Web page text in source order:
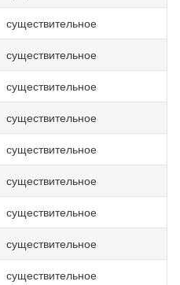
существительное
существительное
существительное
существительное
существительное
существительное
существительное
существительное
существительное